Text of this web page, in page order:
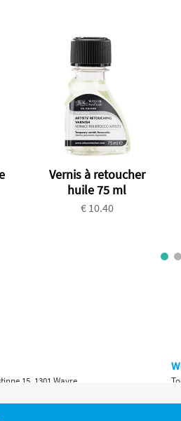
Vernis à retoucher
huile 75 ml
€ 10.40
15, 1301 Wavre